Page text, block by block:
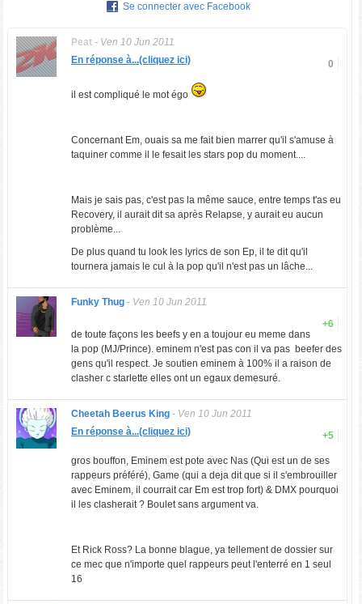
Se connecter avec Facebook
Peat- Ven 10 Jun 2011
0
En réponse à...(cliquez ici)
il est compliqué le mot égo
Concernant Em, ouais sa me fait bien marrer qu'il s'amuse à
taquiner comme il le fesait les stars pop du moment....
Mais je sais pas, c'est pas la même sauce, entre temps t'as eu
Recovery, il aurait dit sa après Relapse, y aurait eu aucun
problème...
De plus quand tu look les lyrics de son Ep, il te dit qu'il
tournera jamais le cul à la pop qu'il n'est pas un lâche...
Funky Thug- Ven 10 Jun 2011
+6
de toute façons les beefs y en a toujour eu meme dans
la pop (MJ/Prince). eminem n'est pas con il va pas beefer des
gens qu'il respect. Je soutien eminem à 100% il a raison de
clasher c starlette elles ont un egaux demesuré.
Cheetah Beerus King- Ven 10 Jun 2011
+5
En réponse à...(cliquez ici)
gros bouffon, Eminem est pote avec Nas (Qui est un de ses
rappeurs préféré), Game (qui a deja dit que si il s'embrouiller
avec Eminem, il courrait car Em est trop fort) & DMX pourquoi
il les clasherait ? Boulet sans argument va.
Et Rick Ross? La bonne blague, ya tellement de dossier sur
ce mec que n'importe quel rappeurs peut l'enterré en 1 seul
16